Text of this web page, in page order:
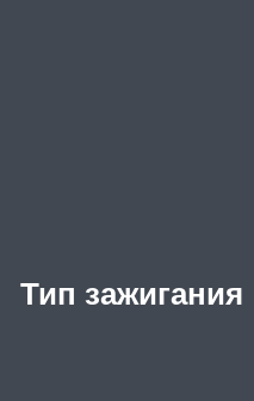
Тип зажигания